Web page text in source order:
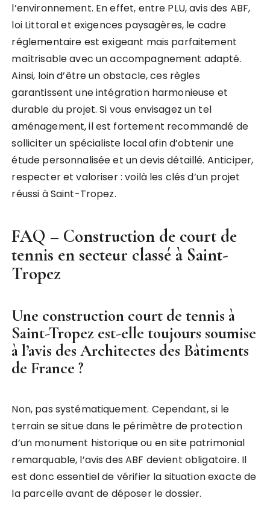
l’environnement. En effet, entre PLU, avis des ABF,
loi Littoral et exigences paysagères, le cadre
réglementaire est exigeant mais parfaitement
maîtrisable avec un accompagnement adapté.
Ainsi, loin d’être un obstacle, ces règles
garantissent une intégration harmonieuse et
durable du projet. Si vous envisagez un tel
aménagement, il est fortement recommandé de
solliciter un spécialiste local afin d’obtenir une
étude personnalisée et un devis détaillé. Anticiper,
respecter et valoriser : voilà les clés d’un projet
réussi à Saint-Tropez.
FAQ – Construction de court de
tennis en secteur classé à Saint-
Tropez
Une construction court de tennis à
Saint-Tropez est-elle toujours soumise
à l’avis des Architectes des Bâtiments
de France ?
Non, pas systématiquement. Cependant, si le
terrain se situe dans le périmètre de protection
d’un monument historique ou en site patrimonial
remarquable, l’avis des ABF devient obligatoire. Il
est donc essentiel de vérifier la situation exacte de
la parcelle avant de déposer le dossier.